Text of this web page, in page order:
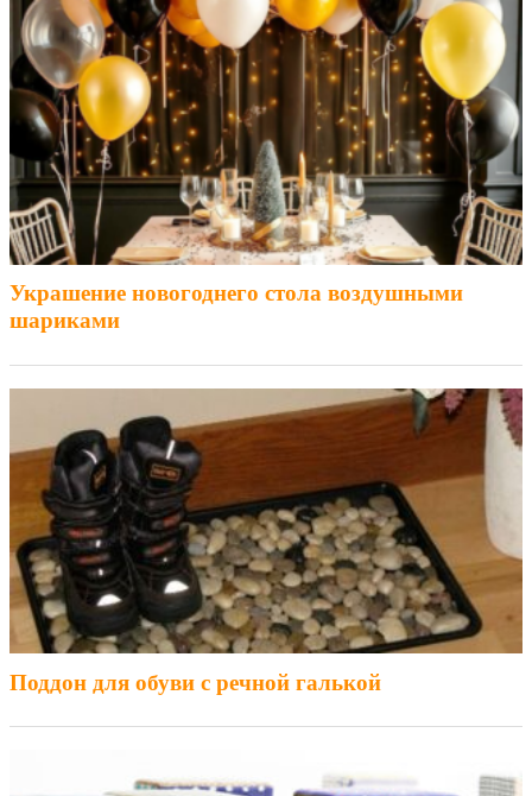
Украшение новогоднего стола воздушными
шариками
Поддон для обуви с речной галькой